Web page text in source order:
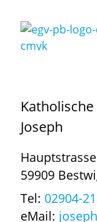
Joseph
59909
Tel: 02904-
eMail: